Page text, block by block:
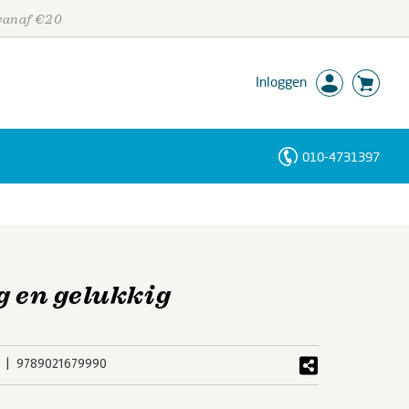
€20
Inloggen
010-4731397
en gelukkig
9789021679990
Personen